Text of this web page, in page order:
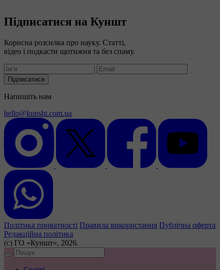
Підписатися на Куншт
Корисна розсилка про науку. Статті,
відео і подкасти щотижня та без спаму.
Підписатися
Напишіть нам
hello@kunsht.com.ua
Політика приватності Правила використання Публічна оферта
Редакційна політика
(с) ГО «Куншт», 2026.